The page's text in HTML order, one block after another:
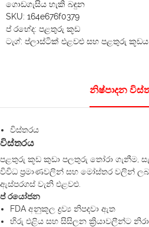
ගොඩගැසිය හැකි බඳුන
SKU: 164e676f0379
ප් රභේද: පළතුරු කූඩ
ටැග්: ප්ලාස්ටික් එළවළු සහ පළතුරු කූඩය
නිෂ්පාදන
විස්තරය
විස්තරය
පළතුරු කූඩ කුඩා පලතුරු තෝරා ගැනීම,
විවිධ ප්‍රමාණවලින් සහ මෝස්තර වලින්
ඇස්පරගස් වැනි එළවළු.
ප් රයෝජන
FDA අනුකූල ද්‍රව්‍ය නිපදවා ඇත
හිරු එළිය සහ සිසිලන ක්‍රියාවලීන්ට